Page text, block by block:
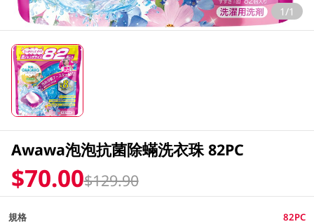
1/1
Awawa泡泡抗菌除蟎洗衣珠 82PC
$70.00$129.90
規格 82PC